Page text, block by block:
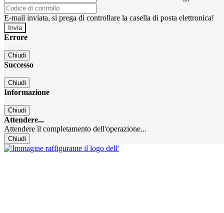
E-mail inviata, si prega di controllare la casella di posta elettronica!
Errore
Chiudi
Successo
Chiudi
Informazione
Chiudi
Attendere...
Attendere il completamento dell'operazione...
Chiudi